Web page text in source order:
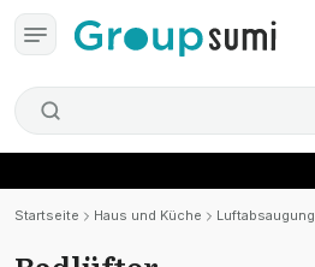
Startseite Haus und Küche Luftabsaugung